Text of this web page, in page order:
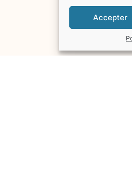
Accepter